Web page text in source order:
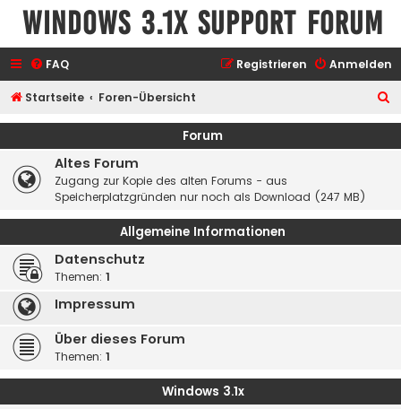
Windows 3.1x Support Forum
FAQ Anmelden
Registrieren
Startseite Foren-Übersicht
u
Forum
Altes Forum
Zugang zur Kopie des alten Forums - aus
Speicherplatzgründen nur noch als Download (247 MB)
Allgemeine Informationen
Datenschutz
Themen: 1
Impressum
Über dieses Forum
Themen: 1
Windows 3.1x